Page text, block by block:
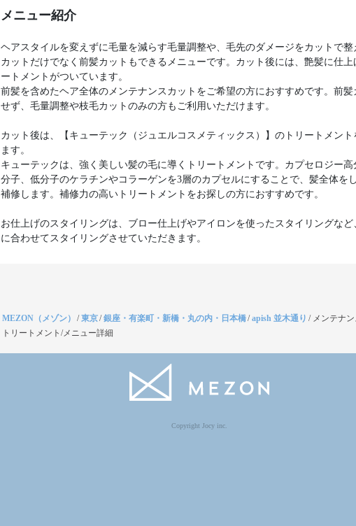
メニュー紹介
ヘアスタイルを変えずに毛量を減らす毛量調整や、毛先のダメージをカットで整
カットだけでなく前髪カットもできるメニューです。カット後には、艶髪に仕上
ートメントがついています。
前髪を含めたヘア全体のメンテナンスカットをご希望の方におすすめです。前髪
せず、毛量調整や枝毛カットのみの方もご利用いただけます。
カット後は、【キューテック（ジュエルコスメティックス）】のトリートメント
ます。
キューテックは、強く美しい髪の毛に導くトリートメントです。カプセロジー高
分子、低分子のケラチンやコラーゲンを3層のカプセルにすることで、髪全体を
補修します。補修力の高いトリートメントをお探しの方におすすめです。
お仕上げのスタイリングは、ブロー仕上げやアイロンを使ったスタイリングなど
に合わせてスタイリングさせていただきます。
MEZON（メゾン） /東京/銀座・有楽町・新橋・丸の内・日本橋/apish 並木通り / メンテナ
トリートメント/メニュー詳細
Copyright Jocy inc.